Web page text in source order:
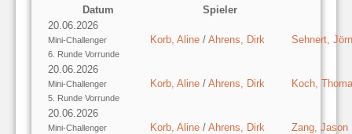
Datum
Spieler
20.06.2026
Mini-Challenger
6. Runde Vorrunde
Korb, Aline / Ahrens, Dirk Sehnert, Jörn
20.06.2026
Mini-Challenger
5. Runde Vorrunde
Korb, Aline / Ahrens, Dirk Koch,
20.06.2026
Mini-Challenger
Korb, Aline / Ahrens, Dirk Zang, Jason